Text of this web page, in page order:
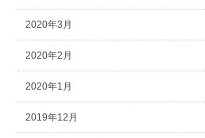
2020年3月
2020年2月
2020年1月
2019年12月